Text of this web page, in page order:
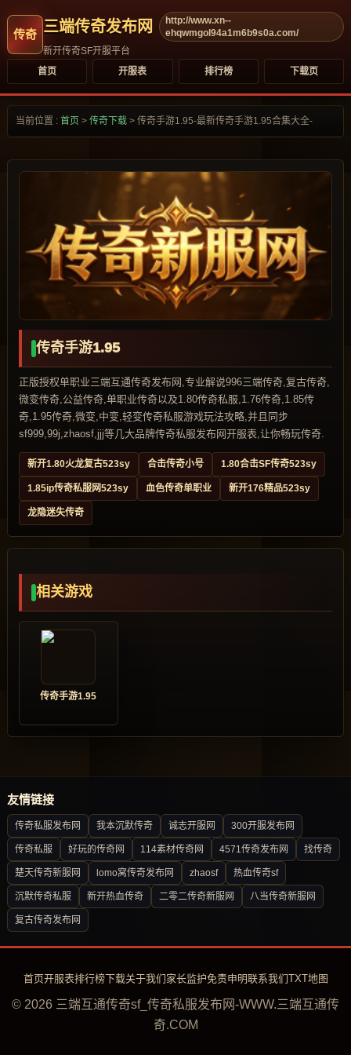
三端传奇发布网
http://www.xn--
ehqwmgol94a1m6b9s0a.com/
新开传奇SF开服平台
首页
开服表 排行榜 下载页
当前位置 : 首页 > 传奇下载 > 传奇手游1.95-最新传奇手游1.95合集大全-
传奇手游1.95
正版授权单职业三端互通传奇发布网,专业解说996三端传奇,复古传奇,
微变传奇,公益传奇,单职业传奇以及1.80传奇私服,1.76传奇,1.85传
奇,1.95传奇,微变,中变,轻变传奇私服游戏玩法攻略,并且同步
sf999,99j,zhaosf,jjj等几大品牌传奇私服发布网开服表,让你畅玩传奇.
新开1.80火龙复古523sy 合击传奇小号 1.80合击SF传奇523sy
1.85ip传奇私服网523sy 血色传奇单职业 新开176精品523sy
龙隐迷失传奇
相关游戏
传奇手游1.95
友情链接
传奇私服发布网 我本沉默传奇 诚志开服网 300开服发布网
传奇私服 好玩的传奇网 114素材传奇网 4571传奇发布网 找传奇
楚天传奇新服网 lomo窝传奇发布网 zhaosf 热血传奇sf
沉默传奇私服 新开热血传奇 二零二传奇新服网 八当传奇新服网
复古传奇发布网
首页开服表排行榜下载关于我们 家长监护免责申明联系我们TXT地图
© 2026 三端互通传奇sf_传奇私服发布网-WWW.三端互通传
奇.COM